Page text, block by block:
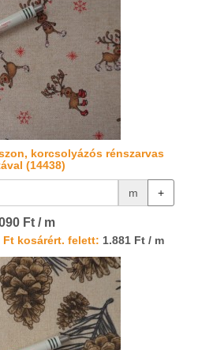
korcsolyázós rénszarvas
(14438)
m +
Ft / m
Ft kosárért. felett: 1.881 Ft / m